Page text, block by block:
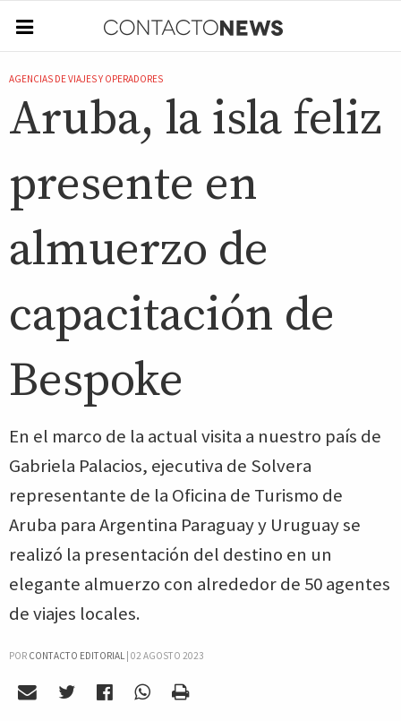
AGENCIAS DE VIAJES Y OPERADORES
Aruba, la isla feliz
presente en
almuerzo de
capacitación de
Bespoke
En el marco de la actual visita a nuestro país de
Gabriela Palacios, ejecutiva de Solvera
representante de la Oficina de Turismo de
Aruba para Argentina Paraguay y Uruguay se
realizó la presentación del destino en un
elegante almuerzo con alrededor de 50 agentes
de viajes locales.
POR CONTACTO EDITORIAL| 02 AGOSTO 2023